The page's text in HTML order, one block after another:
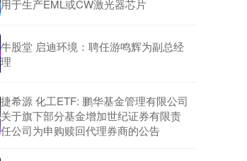
用于生产EML或CW激光器芯片
牛股堂 启迪环境：聘任游鸣辉为副总经
理
捷希源 化工ETF: 鹏华基金管理有限公司
关于旗下部分基金增加世纪证券有限责
任公司为申购赎回代理券商的公告